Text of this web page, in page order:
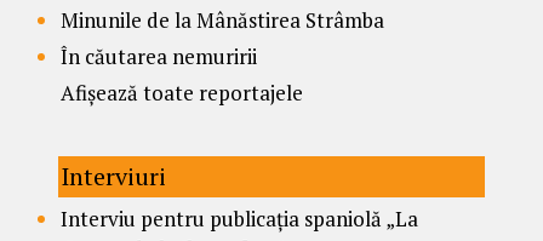
Minunile de la Mânăstirea Strâmba
În căutarea nemuririi
Afișează toate reportajele
Interviuri
Interviu pentru publicația spaniolă „La